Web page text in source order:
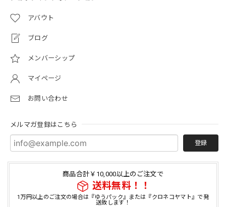
アバウト
ブログ
メンバーシップ
マイページ
お問い合わせ
メルマガ登録はこちら
登録
商品合計￥10,000以上のご注文で
送料無料！！
1万円以上のご注文の場合は『ゆうパック』または『クロネコヤマト』で発
送致します！